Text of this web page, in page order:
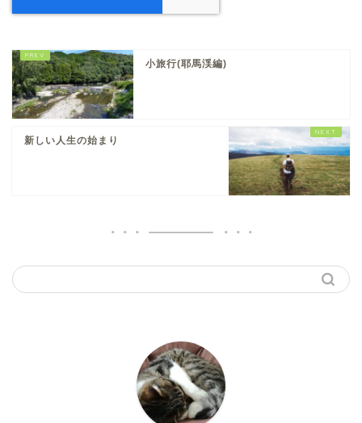
小旅行(耶馬渓編)
新しい人生の始まり